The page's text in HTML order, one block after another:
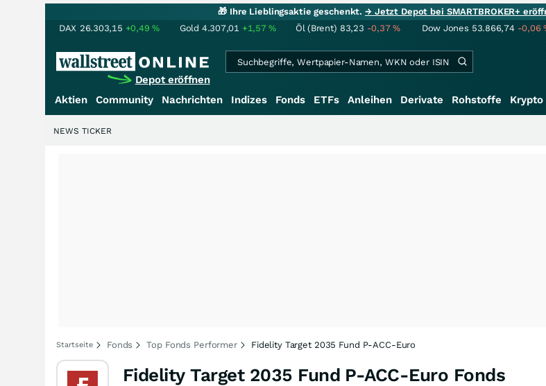
🎁 Ihre Lieblingsaktie geschenkt.→ Jetzt Depot bei SMARTBROKER+
DAX 26.303,15 +0,49% Gold 4.307,01 +1,57% Öl (Brent) 83,23 -0,37% Dow Jones 53.866,74 -0,06
Depot eröffnen
Aktien Community Nachrichten Indizes Fonds ETFs Anleihen Derivate Rohstoffe Krypto
NEWS TICKER
Startseite Fonds Top Fonds Performer Fidelity Target 2035 Fund P-ACC-Euro
Fidelity Target 2035 Fund P-ACC-Euro Fonds